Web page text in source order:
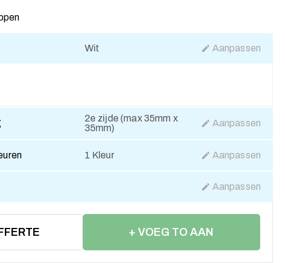
Wit Aanpassen
2e zijde (max 35mm x
35mm)
Aanpassen
1 Kleur Aanpassen
Aanpassen
+ VOEG TO AAN